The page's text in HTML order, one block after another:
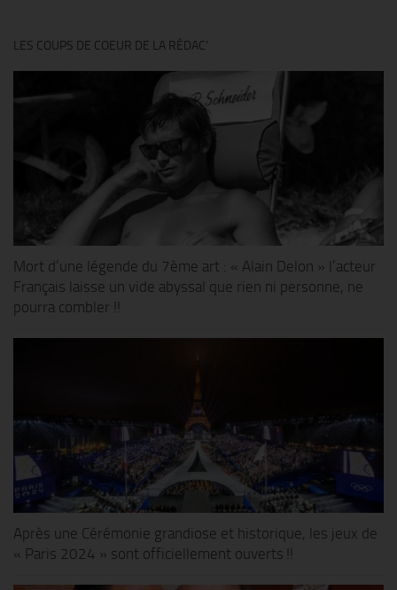
LES COUPS DE COEUR DE LA RÉDAC’
Mort d’une légende du 7ème art : « Alain Delon » l’acteur
Français laisse un vide abyssal que rien ni personne, ne
pourra combler !!
Après une Cérémonie grandiose et historique, les jeux de
« Paris 2024 » sont officiellement ouverts !!